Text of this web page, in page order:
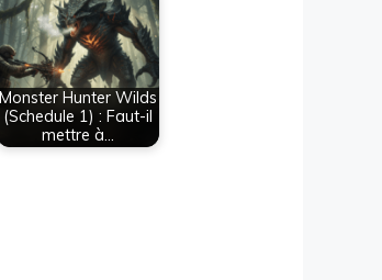
Monster Hunter Wilds
(Schedule 1) : Faut-il
mettre à…